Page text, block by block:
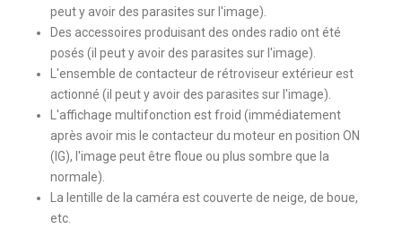
peut y avoir des parasites sur l'image).
Des accessoires produisant des ondes radio ont été
posés (il peut y avoir des parasites sur l'image).
L'ensemble de contacteur de rétroviseur extérieur est
actionné (il peut y avoir des parasites sur l'image).
L'affichage multifonction est froid (immédiatement
après avoir mis le contacteur du moteur en position ON
(IG), l'image peut être floue ou plus sombre que la
normale).
La lentille de la caméra est couverte de neige, de boue,
etc.